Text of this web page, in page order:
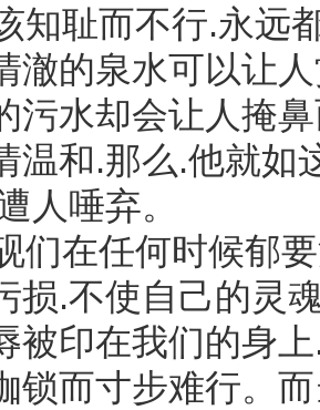
知耻而不行.永远
澈的泉水可以让
污水却会让人掩
温和.那么.他就如
人唾弃。
们在任何时候郁
损.不使自己的灵
被印在我们的身上
锁而寸步难行。